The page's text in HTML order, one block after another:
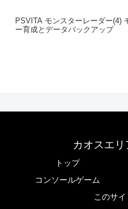
PSVITA モンスターレーダー(4)
ー育成とデータバックアップ
カオスエ
トップ
コンソールゲーム
このサ